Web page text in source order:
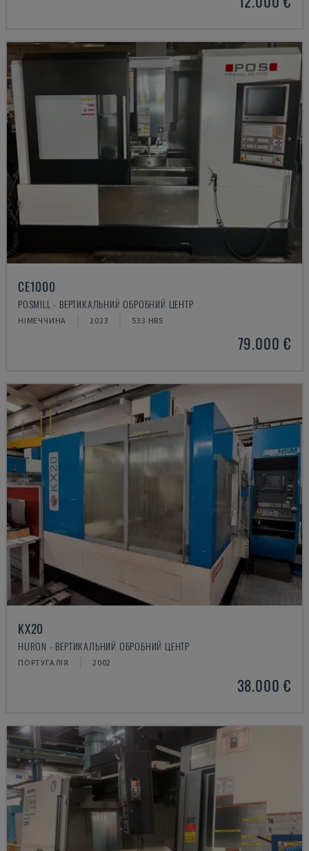
CE1000
POSMILL - ВЕРТИКАЛЬНИЙ ОБРОБНИЙ ЦЕНТР
НІМЕЧЧИНА 2023 533 HRS
79.000 €
KX20
HURON - ВЕРТИКАЛЬНИЙ ОБРОБНИЙ ЦЕНТР
ПОРТУГАЛІЯ 2002
38.000 €